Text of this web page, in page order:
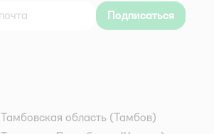
Подписаться
Тамбовская область (Тамбов)